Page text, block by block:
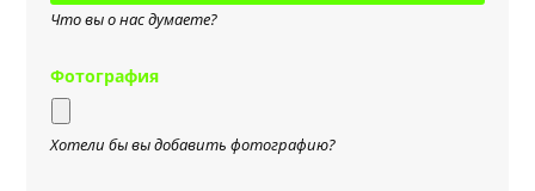
Что вы о нас думаете?
Фотография
Хотели бы вы добавить фотографию?